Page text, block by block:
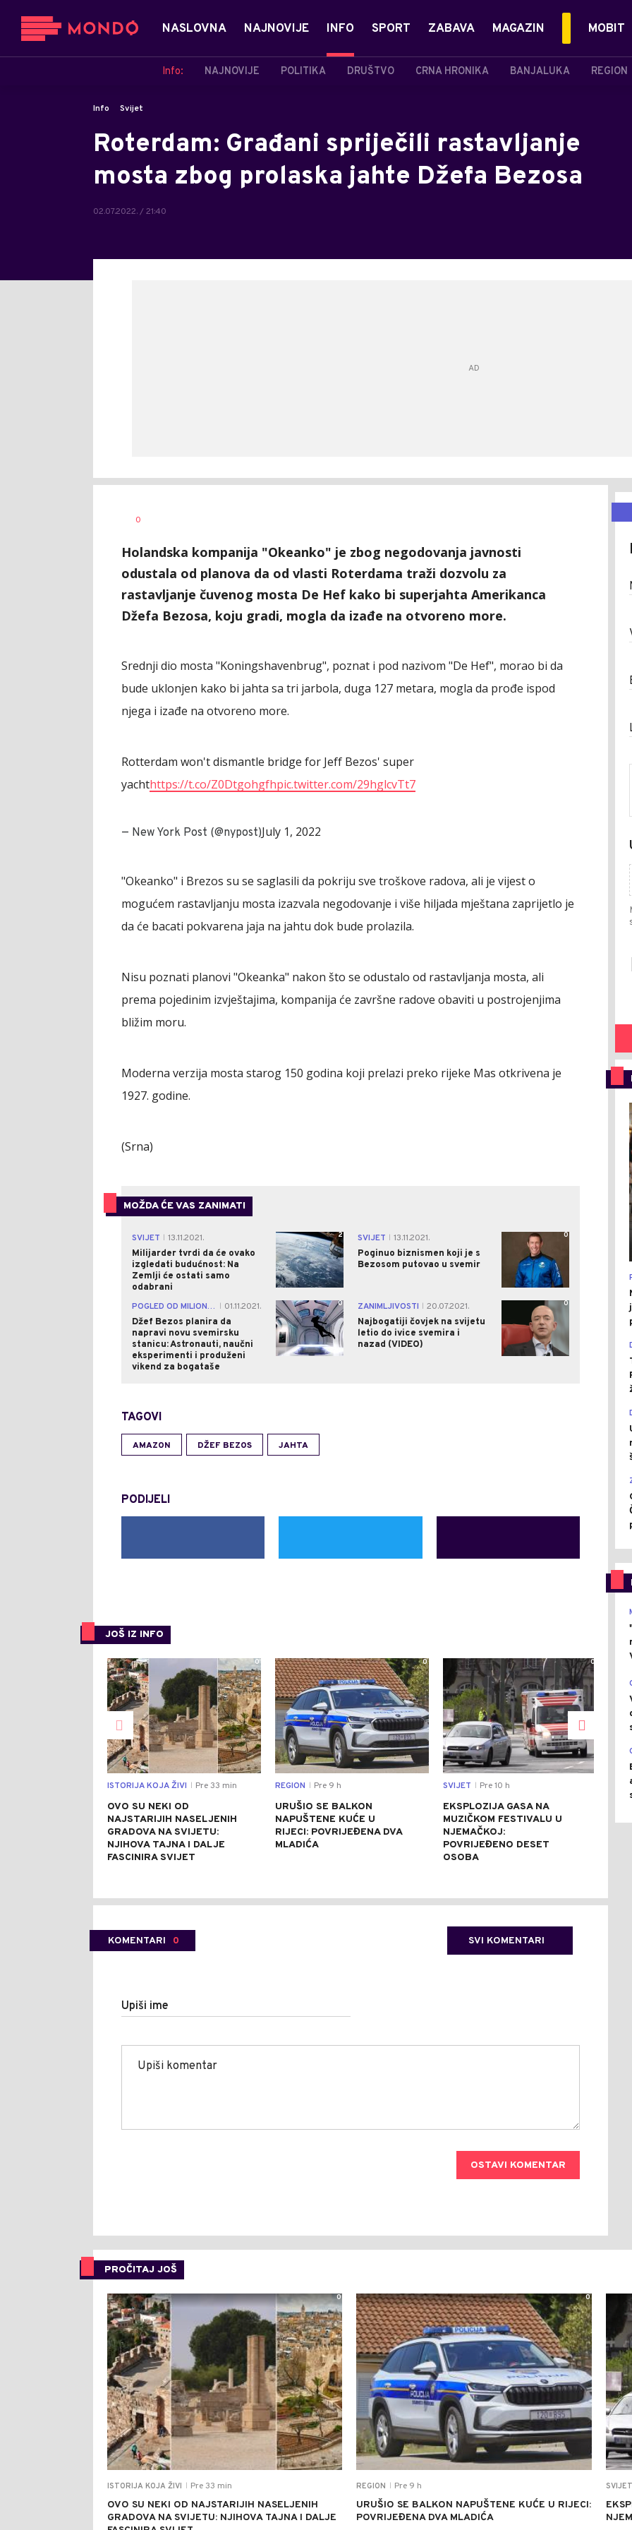
NASLOVNA NAJNOVIJE INFO
Info: NAJNOVIJE POLITIKA DRUŠTVO CRNA HRONIKA BANJALUKA REGION
SPORT ZABAVA MAGAZIN MOBIT
Info Svijet
Roterdam: Građani spriječili rastavljanje
mosta zbog prolaska jahte Džefa Bezosa
02.07.2022. / 21:40
AUTOR
0
Holandska kompanija "Okeanko" je zbog negodovanja javnosti
odustala od planova da od vlasti Roterdama traži dozvolu za
rastavljanje čuvenog mosta De Hef kako bi superjahta Amerikanca
Džefa Bezosa, koju gradi, mogla da izađe na otvoreno more.
Srednji dio mosta "Koningshavenbrug", poznat i pod nazivom "De Hef", morao bi da
bude uklonjen kako bi jahta sa tri jarbola, duga 127 metara, mogla da prođe ispod
njega i izađe na otvoreno more.
Rotterdam won't dismantle bridge for Jeff Bezos' super
yachthttps://t.co/Z0Dtgohgfhpic.twitter.com/29hglcvTt7
— New York Post (@nypost)July 1, 2022
"Okeanko" i Brezos su se saglasili da pokriju sve troškove radova, ali je vijest o
mogućem rastavljanju mosta izazvala negodovanje i više hiljada mještana zaprijetlo je
da će bacati pokvarena jaja na jahtu dok bude prolazila.
Nisu poznati planovi "Okeanka" nakon što se odustalo od rastavljanja mosta, ali
prema pojedinim izvještajima, kompanija će završne radove obaviti u postrojenjima
bližim moru.
Moderna verzija mosta starog 150 godina koji prelazi preko rijeke Mas otkrivena je
1927. godine.
(Srna)
MOŽDA ĆE VAS ZANIMATI
SVIJET
13.11.2021.
Milijarder tvrdi da će ovako
izgledati budućnost: Na
Zemlji će ostati samo
odabrani
2 SVIJET
13.11.2021.
Poginuo biznismen koji je s
Bezosom putovao u svemir
0
POGLED OD MILION DOLARA
01.11.2021.
Džef Bezos planira da
napravi novu svemirsku
stanicu: Astronauti, naučni
eksperimenti i produženi
vikend za bogataše
0 ZANIMLJIVOSTI
20.07.2021.
Najbogatiji čovjek na svijetu
letio do ivice svemira i
nazad (VIDEO)
0
TAGOVI
AMAZON DŽEF BEZOS JAHTA
PODIJELI
JOŠ IZ INFO
0
ISTORIJA KOJA ŽIVI Pre 33 min
OVO SU NEKI OD
NAJSTARIJIH NASELJENIH
GRADOVA NA SVIJETU:
NJIHOVA TAJNA I DALJE
FASCINIRA SVIJET
0
REGION Pre 9 h
URUŠIO SE BALKON
NAPUŠTENE KUĆE U
RIJECI: POVRIJEĐENA DVA
MLADIĆA
0
SVIJET Pre 10 h
EKSPLOZIJA GASA NA
MUZIČKOM FESTIVALU U
NJEMAČKOJ:
POVRIJEĐENO DESET
OSOBA
ZA
KOMENTARI 0 SVI KOMENTARI
Upiši ime
OSTAVI KOMENTAR
PROČITAJ JOŠ
ISTORIJA KOJA ŽIVI Pre 33 min
OVO SU NEKI OD NAJSTARIJIH NASELJENIH
GRADOVA NA SVIJETU: NJIHOVA TAJNA I DALJE
0
REGION Pre 9 h
URUŠIO SE BALKON NAPUŠTENE KUĆE U RIJECI:
POVRIJEĐENA DVA MLADIĆA
0
SVIJET